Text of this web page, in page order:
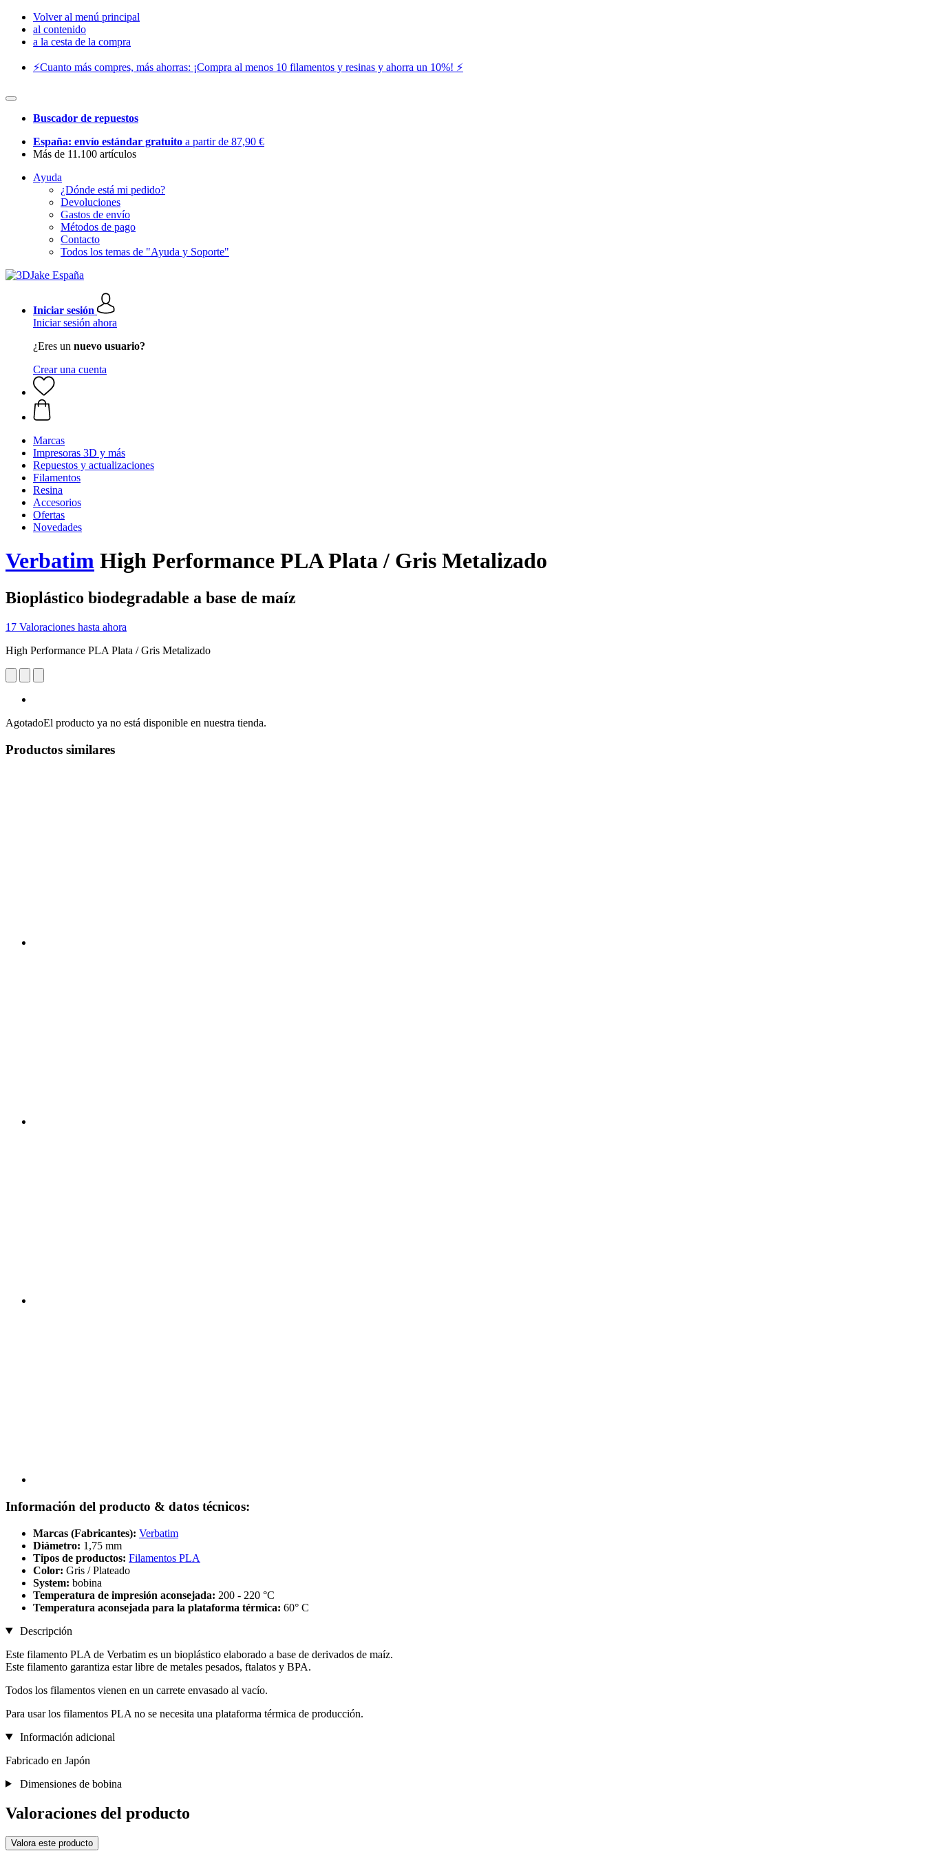
Volver al menú principal
al contenido
a la cesta de la compra
⚡️Cuanto más compres, más ahorras: ¡Compra al menos 10 filamentos y resinas y ahorra un 10%! ⚡️
Buscador de repuestos
España: envío estándar gratuito a partir de 87,90 €
Más de 11.100 artículos
Ayuda
¿Dónde está mi pedido?
Devoluciones
Gastos de envío
Métodos de pago
Contacto
Todos los temas de "Ayuda y Soporte"
Iniciar sesión
Iniciar sesión ahora
¿Eres un nuevo usuario?
Crear una cuenta
Marcas
Impresoras 3D y más
Repuestos y actualizaciones
Filamentos
Resina
Accesorios
Ofertas
Novedades
Verbatim High Performance PLA Plata / Gris Metalizado
Bioplástico biodegradable a base de maíz
17 Valoraciones hasta ahora
High Performance PLA Plata / Gris Metalizado
AgotadoEl producto ya no está disponible en nuestra tienda.
Productos similares
Información del producto & datos técnicos:
Marcas (Fabricantes): Verbatim
Diámetro: 1,75 mm
Tipos de productos: Filamentos PLA
Color: Gris / Plateado
System: bobina
Temperatura de impresión aconsejada: 200 - 220 °C
Temperatura aconsejada para la plataforma térmica: 60° C
Descripción
Este filamento PLA de Verbatim es un bioplástico elaborado a base de derivados de maíz.
Este filamento garantiza estar libre de metales pesados, ftalatos y BPA.
Todos los filamentos vienen en un carrete envasado al vacío.
Para usar los filamentos PLA no se necesita una plataforma térmica de producción.
Información adicional
Fabricado en Japón
Dimensiones de bobina
Valoraciones del producto
Valora este producto